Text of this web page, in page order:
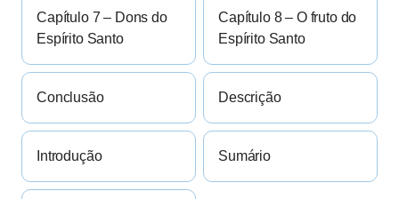
Capítulo 7 – Dons do
Espírito Santo
Capítulo 8 – O fruto do
Espírito Santo
Conclusão Descrição
Introdução Sumário